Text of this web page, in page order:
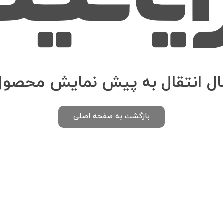
انتقال به پیش نمایش
بازگشت به صفحه اصلی